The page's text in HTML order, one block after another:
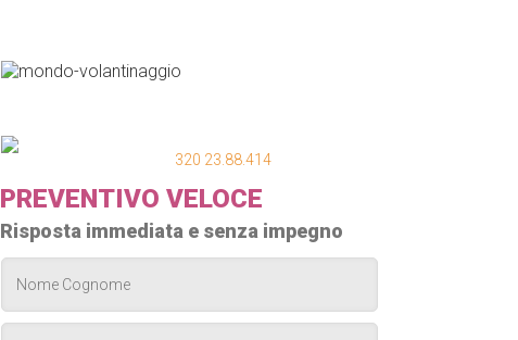
320 23.88.414
PREVENTIVO VELOCE
Risposta immediata e senza impegno